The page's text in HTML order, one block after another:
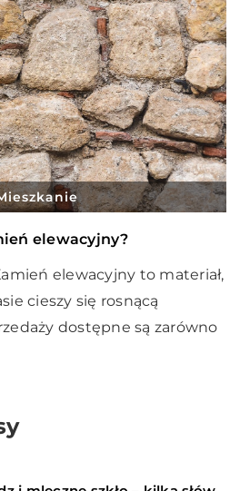
elewacyjny?
elewacyjny to materiał,
cieszy się rosnącą
dostępne są zarówno